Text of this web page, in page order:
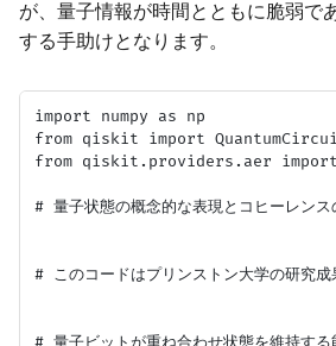
が、量子情報が時間とともに脆弱で
する手助けとなります。
import numpy as np
from qiskit import
from qiskit.providers.aer
# 量子状態の概念的な表現とコヒーレンス
# このコードはプリンストン大学の研究